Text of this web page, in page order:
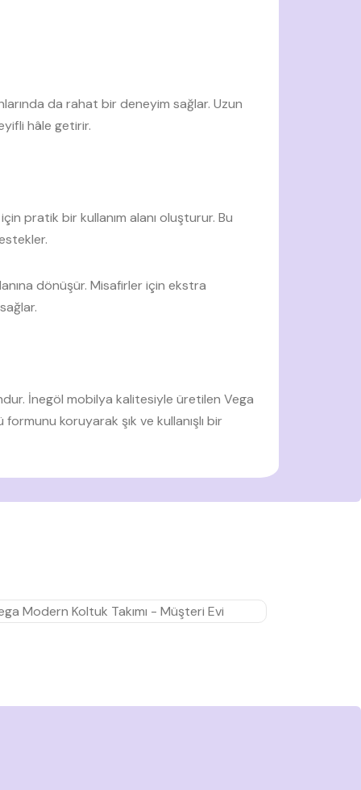
da rahat bir deneyim sağlar. Uzun
hâle getirir.
pratik bir kullanım alanı oluşturur. Bu
dönüşür. Misafirler için ekstra
İnegöl mobilya kalitesiyle üretilen Vega
formunu koruyarak şık ve kullanışlı bir